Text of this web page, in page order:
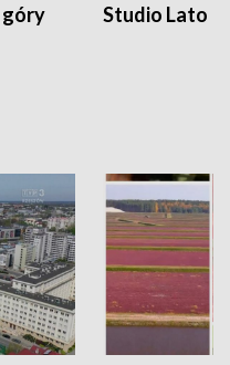
góry
Studio Lato